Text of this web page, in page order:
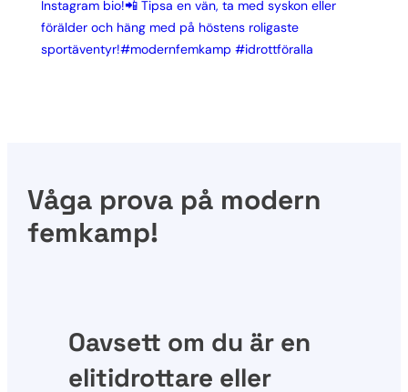
Våga prova på modern
femkamp!
Oavsett om du är en
elitidrottare eller